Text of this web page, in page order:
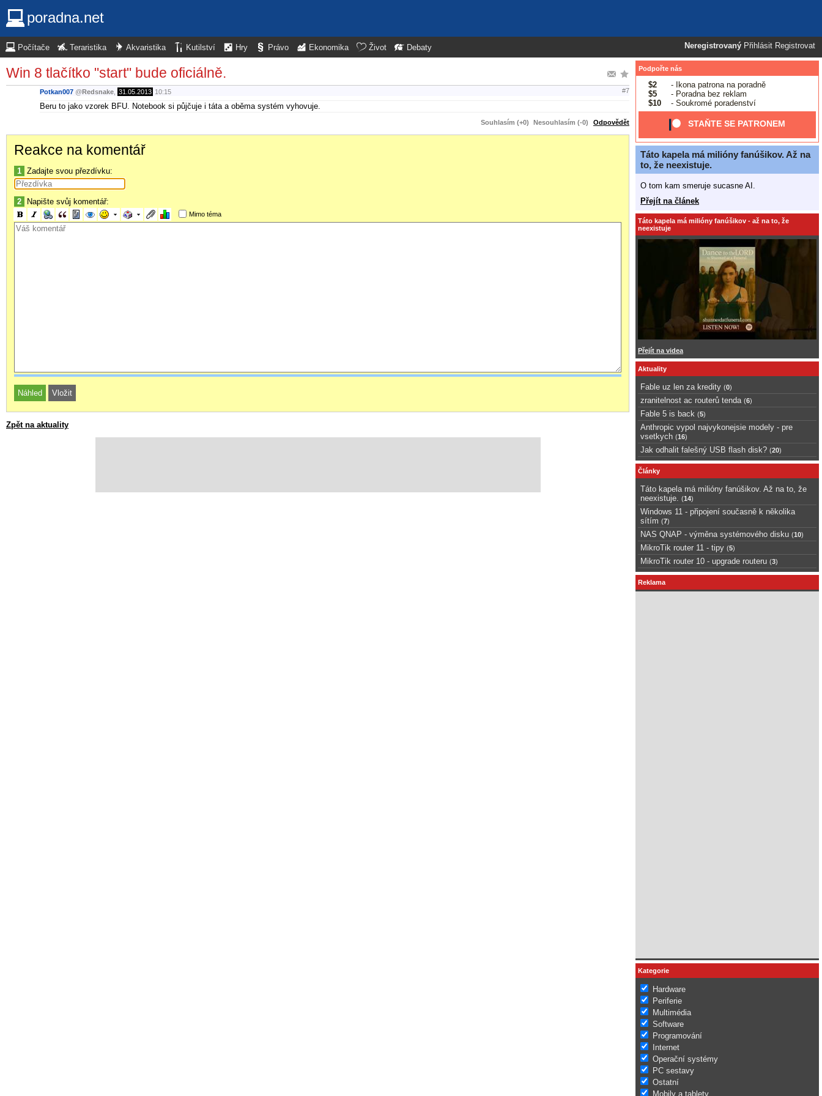
poradna.net
Neregistrovaný Přihlásit Registrovat
Počítače Teraristika Akvaristika Kutilství Hry Právo Ekonomika Život Debaty
Win 8 tlačítko "start" bude oficiálně.
Potkan007 @Redsnake 31.05.2013 10:15 #7
Beru to jako vzorek BFU. Notebook si půjčuje i táta a oběma systém vyhovuje.
Souhlasím (+0) Nesouhlasím (-0) Odpovědět
Reakce na komentář
1 Zadajte svou přezdívku:
2 Napište svůj komentář:
Mimo téma
Zpět na aktuality
Podpořte nás
$2
- Ikona patrona na poradně
$5
- Poradna bez reklam
$10
- Soukromé poradenství
STAŇTE SE PATRONEM
Táto kapela má milióny fanúšikov. Až na
to, že neexistuje.
O tom kam smeruje sucasne AI.
Přejít na článek
Táto kapela má milióny fanúšikov - až na to, že
neexistuje
Přejít na videa
Aktuality
Fable uz len za kredity (0)
zranitelnost ac routerů tenda (6)
Fable 5 is back (5)
Anthropic vypol najvykonejsie modely - pre
vsetkych (16)
Jak odhalit falešný USB flash disk? (20)
Články
Táto kapela má milióny fanúšikov. Až na to, že
neexistuje.
(14)
Windows 11 - připojení současně k několika
sítím (7)
NAS QNAP - výměna systémového disku (10)
MikroTik router 11 - tipy (5)
MikroTik router 10 - upgrade routeru (3)
Reklama
Kategorie
Hardware
Periferie
Multimédia
Software
Programování
Internet
Operační systémy
PC sestavy
Ostatní
Mobily a tablety